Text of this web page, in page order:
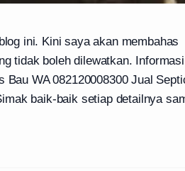
ini. Kini saya akan membahas
tidak boleh dilewatkan. Informasi
Bau WA 082120008300 Jual
baik-baik setiap detailnya